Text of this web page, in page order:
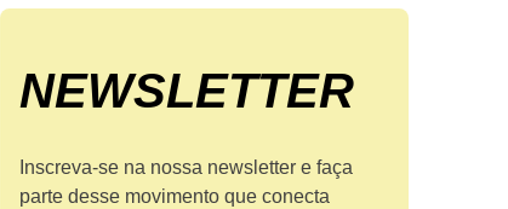
NEWS­LETTER
Inscreva-se na nossa newsletter e faça
parte desse movimento que conecta